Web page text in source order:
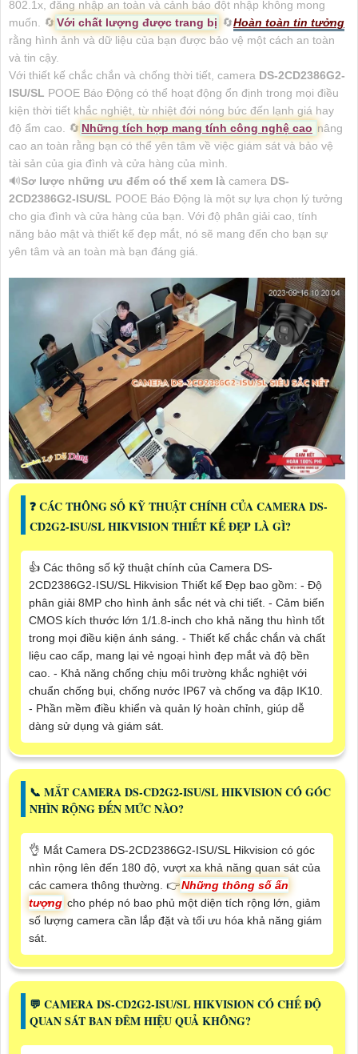
802.1x, đăng nhập an toàn và cảnh báo đột nhập không mong
muốn. 🔄 Với chất lượng được trang bị 🔄Hoàn toàn tin tưởng
rằng hình ảnh và dữ liệu của bạn được bảo vệ một cách an toàn
và tin cậy.
Với thiết kế chắc chắn và chống thời tiết, camera DS-2CD2386G2-
ISU/SL POOE Báo Động có thể hoạt động ổn định trong mọi điều
kiện thời tiết khắc nghiệt, từ nhiệt đới nóng bức đến lạnh giá hay
độ ẩm cao. 🔄 Những tích hợp mang tính công nghệ cao nâng
cao an toàn rằng bạn có thể yên tâm về việc giám sát và bảo vệ
tài sản của gia đình và cửa hàng của mình.
🔊Sơ lược những ưu đểm có thể xem là camera DS-
2CD2386G2-ISU/SL POOE Báo Động là một sự lựa chọn lý tưởng
cho gia đình và cửa hàng của bạn. Với độ phân giải cao, tính
năng bảo mật và thiết kế đẹp mắt, nó sẽ mang đến cho bạn sự
yên tâm và an toàn mà bạn đáng giá.
️❓ CÁC THÔNG SỐ KỸ THUẬT CHÍNH CỦA CAMERA DS-
CD2G2-ISU/SL HIKVISION THIẾT KẾ ĐẸP LÀ GÌ?
👍 Các thông số kỹ thuật chính của Camera DS-
2CD2386G2-ISU/SL Hikvision Thiết kế Đẹp bao gồm: - Độ
phân giải 8MP cho hình ảnh sắc nét và chi tiết. - Cảm biến
CMOS kích thước lớn 1/1.8-inch cho khả năng thu hình tốt
trong mọi điều kiện ánh sáng. - Thiết kế chắc chắn và chất
liệu cao cấp, mang lại vẻ ngoại hình đẹp mắt và độ bền
cao. - Khả năng chống chịu môi trường khắc nghiệt với
chuẩn chống bụi, chống nước IP67 và chống va đập IK10.
- Phần mềm điều khiển và quản lý hoàn chỉnh, giúp dễ
dàng sử dụng và giám sát.
📞 MẮT CAMERA DS-CD2G2-ISU/SL HIKVISION CÓ GÓC
NHÌN RỘNG ĐẾN MỨC NÀO?
👌 Mắt Camera DS-2CD2386G2-ISU/SL Hikvision có góc
nhìn rộng lên đến 180 độ, vượt xa khả năng quan sát của
các camera thông thường. 👉Những thông số ấn
tượng cho phép nó bao phủ một diện tích rộng lớn, giảm
số lượng camera cần lắp đặt và tối ưu hóa khả năng giám
sát.
️💬 CAMERA DS-CD2G2-ISU/SL HIKVISION CÓ CHẾ ĐỘ
QUAN SÁT BAN ĐÊM HIỆU QUẢ KHÔNG?